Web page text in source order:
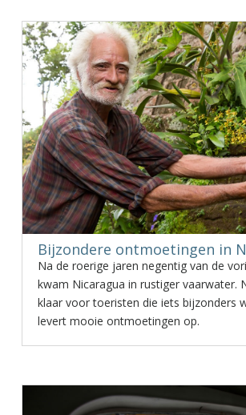
Bijzondere ontmoetingen in
Na de roerige jaren negentig van de
kwam Nicaragua in rustiger vaarwater.
klaar voor toeristen die iets bijzonders
levert mooie ontmoetingen op.